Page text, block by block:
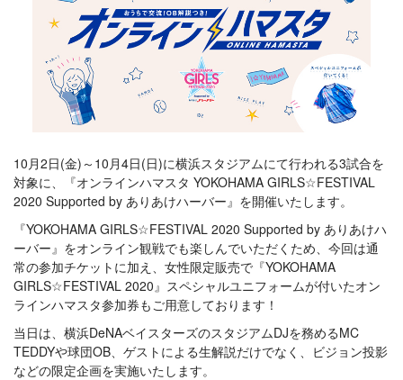
10月2日(金)～10月4日(日)に横浜スタジアムにて行われる3試合を
対象に、『オンラインハマスタ YOKOHAMA GIRLS☆FESTIVAL
2020 Supported by ありあけハーバー』を開催いたします。
『YOKOHAMA GIRLS☆FESTIVAL 2020 Supported by ありあけハ
ーバー』をオンライン観戦でも楽しんでいただくため、今回は通
常の参加チケットに加え、女性限定販売で『YOKOHAMA
GIRLS☆FESTIVAL 2020』スペシャルユニフォームが付いたオン
ラインハマスタ参加券もご用意しております！
当日は、横浜DeNAベイスターズのスタジアムDJを務めるMC
TEDDYや球団OB、ゲストによる生解説だけでなく、ビジョン投影
などの限定企画を実施いたします。